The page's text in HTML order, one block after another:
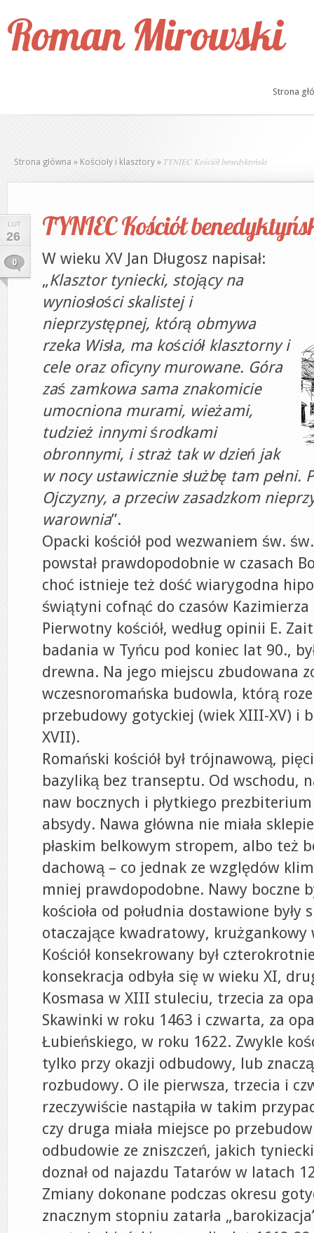
Roman Mirowski
Strona
Strona główna » Kościoły i klasztory » TYNIEC Kościół benedyktyński
LUT
26
0
TYNIEC Kościół
W wieku XV Jan Długosz napisał:
„Klasztor tyniecki, stojący na
wyniosłości skalistej i
nieprzystępnej, którą obmywa
rzeka Wisła, ma kościół klasztorny i
cele oraz oficyny murowane. Góra
zaś zamkowa sama znakomicie
umocniona murami, wieżami,
tudzież innymi środkami
obronnymi, i straż tak w dzień jak
w nocy ustawicznie służbę tam pełni.
Ojczyzny, a przeciw zasadzkom
warownia”.
Opacki kościół pod wezwaniem św.
powstał prawdopodobnie w czasach
choć istnieje też dość wiarygodna
świątyni cofnąć do czasów
Pierwotny kościół, według opinii E.
badania w Tyńcu pod koniec lat 90.,
drewna. Na jego miejscu zbudowana
wczesnoromańska budowla, którą
przebudowy gotyckiej (wiek XIII-XV) i
XVII).
Romański kościół był trójnawową,
bazyliką bez transeptu. Od wschodu,
naw bocznych i płytkiego prezbiterium
absydy. Nawa główna nie miała
płaskim belkowym stropem, albo też
dachową – co jednak ze względów
mniej prawdopodobne. Nawy boczne
kościoła od południa dostawione były
otaczające kwadratowy, krużgankowy
Kościół konsekrowany był
konsekracja odbyła się w wieku XI,
Kosmasa w XIII stuleciu, trzecia za
Skawinki w roku 1463 i czwarta, za
Łubieńskiego, w roku 1622. Zwykle
tylko przy okazji odbudowy, lub
rozbudowy. O ile pierwsza, trzecia i
rzeczywiście nastąpiła w takim
czy druga miała miejsce po
odbudowie ze zniszczeń, jakich
doznał od najazdu Tatarów w latach
Zmiany dokonane podczas okresu
znacznym stopniu zatarła